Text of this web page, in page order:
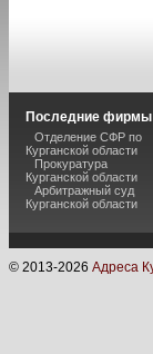
Последние фирмы
Отделение СФР по
Курганской области
Прокуратура
Курганской области
Арбитражный суд
Курганской области
© 2013-2026 Адреса